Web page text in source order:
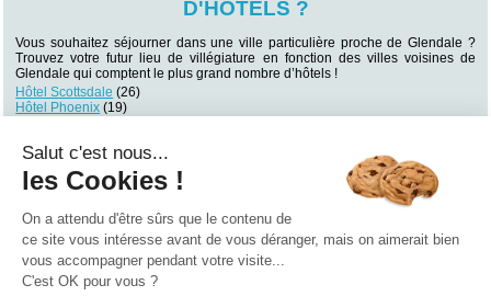
D'HÔTELS ?
Vous souhaitez séjourner dans une ville particulière proche de Glendale ?
Trouvez votre futur lieu de villégiature en fonction des villes voisines de
Glendale qui comptent le plus grand nombre d’hôtels !
Hôtel Scottsdale (26)
Hôtel Phoenix (19)
Hôtel Chandler(12)
Hôtel Mesa
Hôtel Surprise(4)
Hôtel Peoria(3)
Hôtel Avondale (3)
Qui sommes nous ? |Contactez-nous
Salut c'est nous...
les Cookies !
On a attendu d'être sûrs que le contenu de
ce site vous intéresse avant de vous déranger, mais on aimerait bien
vous accompagner pendant votre visite...
C'est OK pour vous ?